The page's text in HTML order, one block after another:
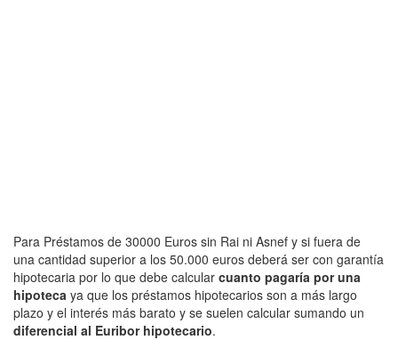
Para Préstamos de 30000 Euros sin Rai ni Asnef y si fuera de
una cantidad superior a los 50.000 euros deberá ser con garantía
hipotecaria por lo que debe calcular cuanto pagaría por una
hipoteca ya que los préstamos hipotecarios son a más largo
plazo y el interés más barato y se suelen calcular sumando un
diferencial al Euribor hipotecario.